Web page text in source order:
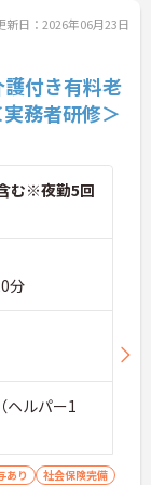
新日：2026年06月23日
付き有料老
務者研修＞
む※夜勤5回
分
ヘルパー1
あり
社会保険完備